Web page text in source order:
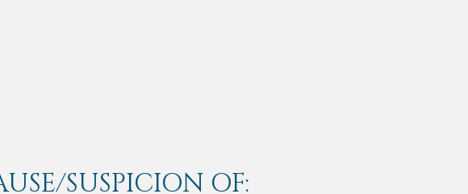
SUSPICION OF: